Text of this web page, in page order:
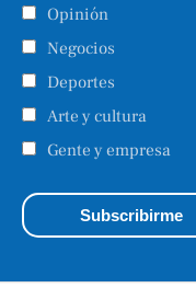
Opinión
Negocios
Deportes
Arte y cultura
Gente y empresa